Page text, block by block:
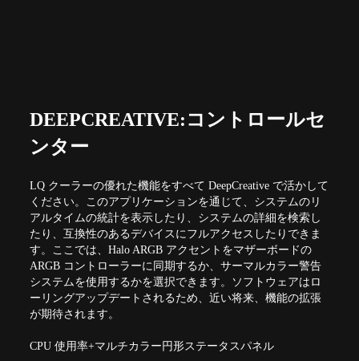
DEEPCREATIVE:コントロールセ
ンター
LQ クーラーの優れた機能をすべて DeepCreative で活かして
ください。このアプリケーションを通じて、システムのリ
アルタイムの統計を表示したり、システムの詳細を検索し
たり、互換性のあるデバイスにフルアクセスしたりできま
す。ここでは、Halo ARGB アクセントをマザーボードの
ARGB コントローラーに同期するか、サーマルカラー警告
システムを使用するかを選択できます。ソフトウェアはロ
ーリングアップデートされるため、近い将来、機能の拡張
が期待されます。
CPU 使用率+マルチカラー円形ステータスパネル